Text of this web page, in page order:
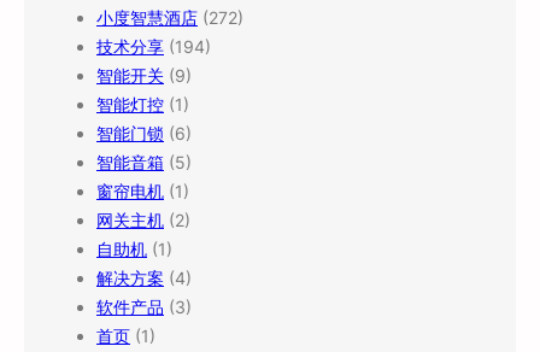
小度智慧酒店 (272)
技术分享 (194)
智能开关 (9)
智能灯控 (1)
智能门锁 (6)
智能音箱 (5)
窗帘电机 (1)
网关主机 (2)
自助机 (1)
解决方案 (4)
软件产品 (3)
首页 (1)